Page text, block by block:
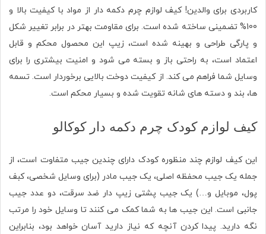
کاربردی برای والدین!کیف لوازم چرم دکمه دار از مواد با کیفیت بالا و
100% تضمینی ساخته شده است. برای مقاومت بهتر در برابر تغییر شکل
و پارگی طراحی و بهینه شده است، زیپ این محصول محکم و قابل
اعتماد است، به راحتی باز و بسته می شود و امنیت بیشتری را برای
وسایل شما فراهم می کند. از کیفیت دوخت بالایی برخوردار است. تسمه
ها، بند و دسته های شانه تقویت شده و بسیار محکم است.
کیف لوازم کودک چرم دکمه دار کوکالو
این کیف لوازم چند منظوره کودک دارای چندین جیب متفاوت است، از
جمله یک جیب محفظه اصلی، یک جیب مادر (برای وسایل شخصی، کبف
پول، موبایل و…) یک جیب پشتی زیپ دار ضد سرقت، دو عدد جیب
جانبی است. این جیب ها به شما کمک می کنند تا وسایل خود را مرتب
نگه دارید. پیدا کردن آنچه که نیاز دارید آسان خواهد بود، بنابراین